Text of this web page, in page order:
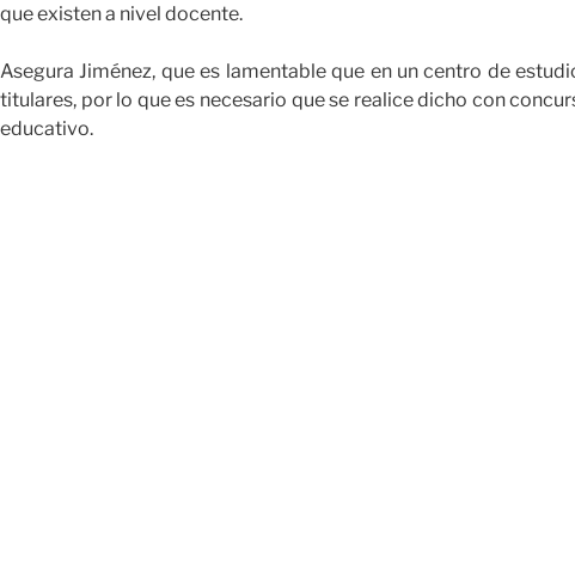
que existen a nivel docente.
Asegura Jiménez, que es lamentable que en un centro de
titulares, por lo que es necesario que se realice dicho con
educativo.